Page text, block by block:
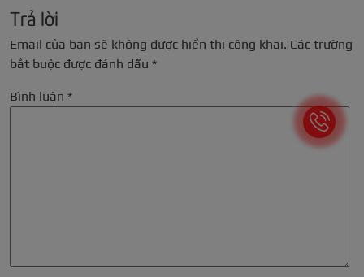
Trả lời
Email của bạn sẽ không được hiển thị công khai. Các trường
bắt buộc được đánh dấu *
Bình luận *